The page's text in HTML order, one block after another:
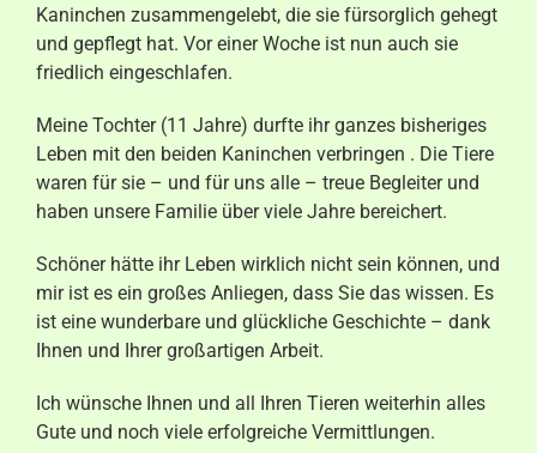
Kaninchen zusammengelebt, die sie fürsorglich gehegt
und gepflegt hat. Vor einer Woche ist nun auch sie
friedlich eingeschlafen.
Meine Tochter (11 Jahre) durfte ihr ganzes bisheriges
Leben mit den beiden Kaninchen verbringen . Die Tiere
waren für sie – und für uns alle – treue Begleiter und
haben unsere Familie über viele Jahre bereichert.
Schöner hätte ihr Leben wirklich nicht sein können, und
mir ist es ein großes Anliegen, dass Sie das wissen. Es
ist eine wunderbare und glückliche Geschichte – dank
Ihnen und Ihrer großartigen Arbeit.
Ich wünsche Ihnen und all Ihren Tieren weiterhin alles
Gute und noch viele erfolgreiche Vermittlungen.